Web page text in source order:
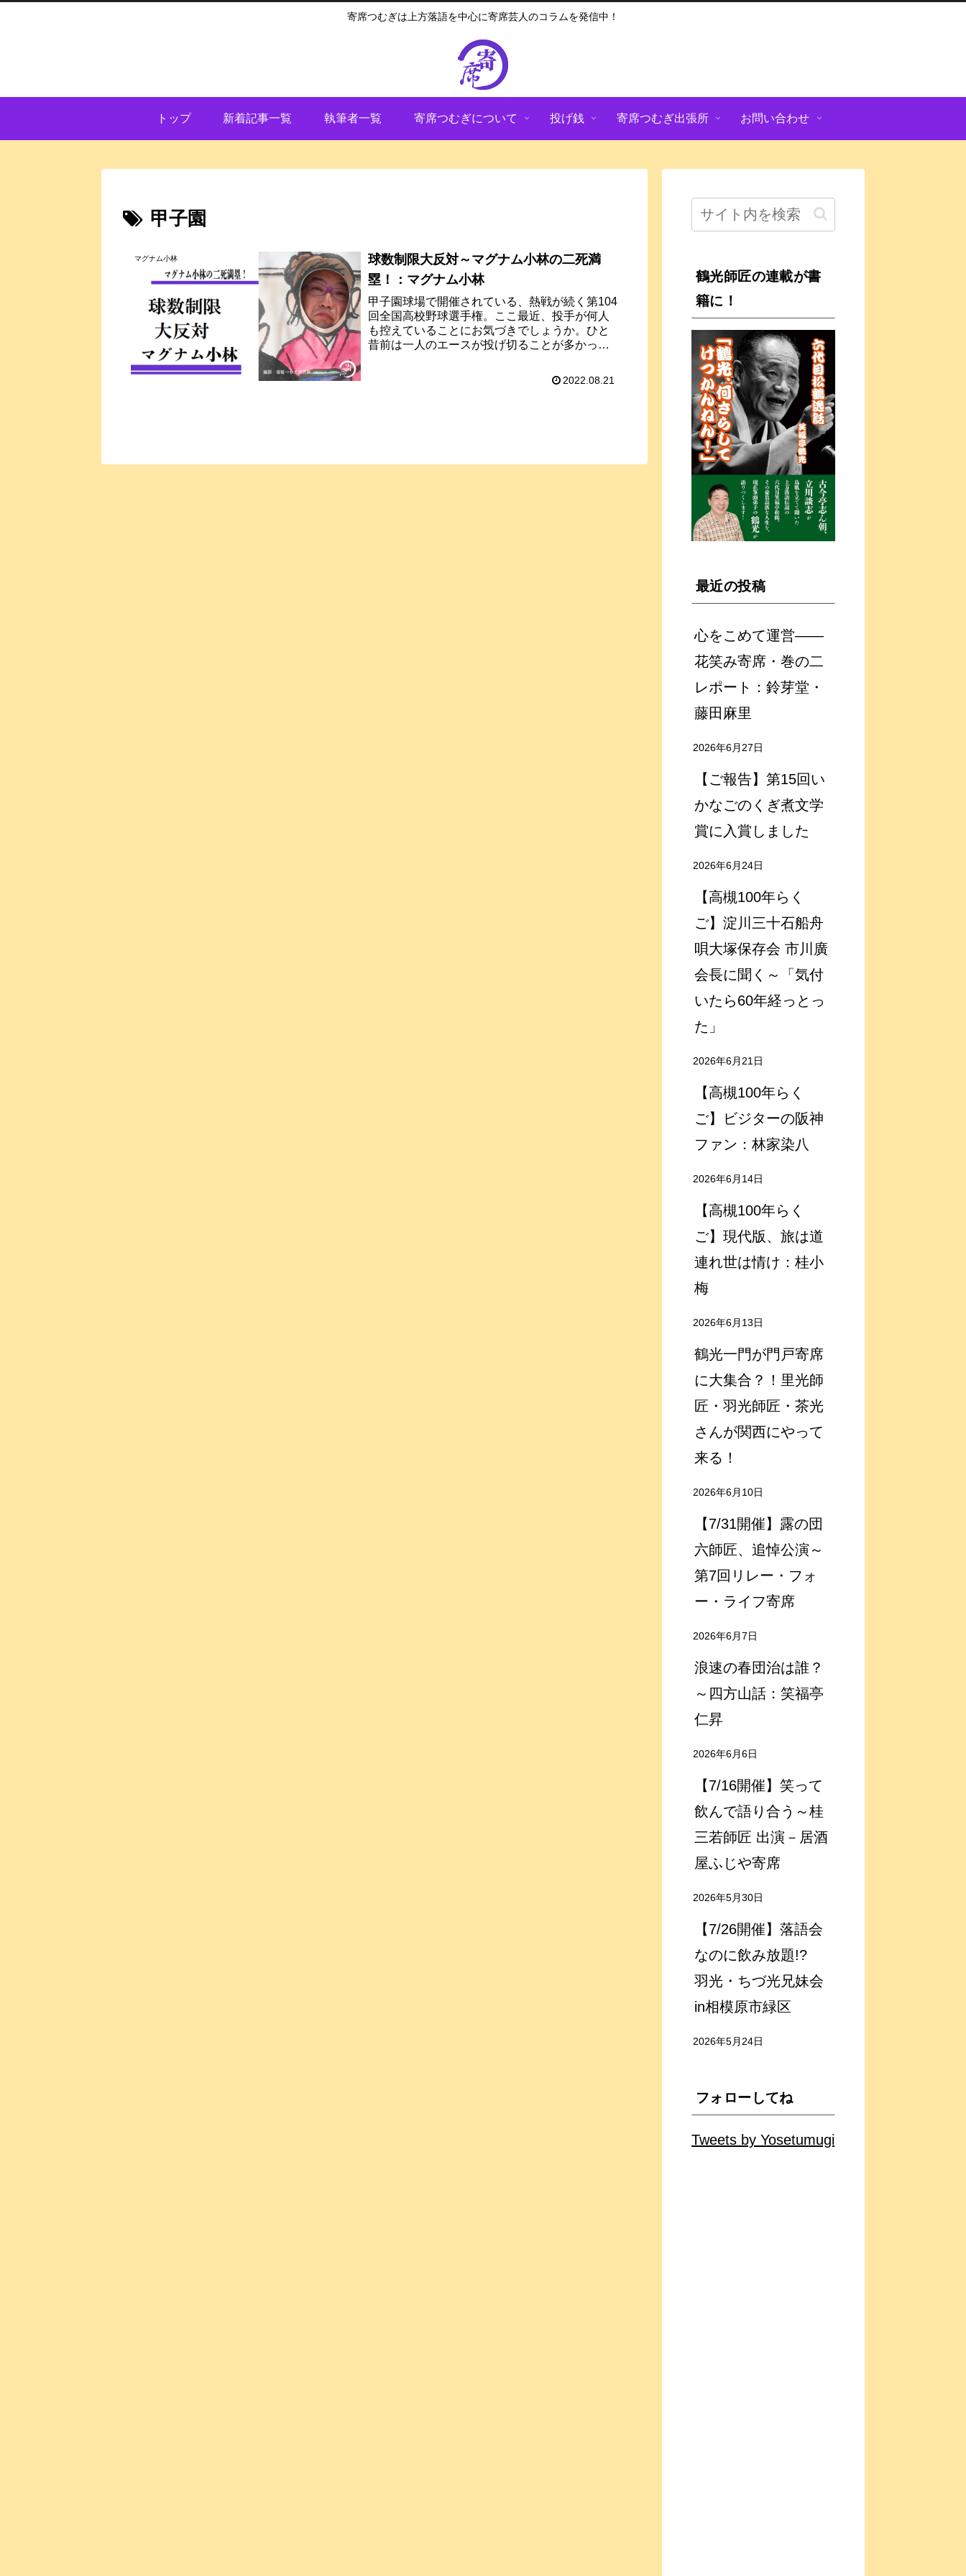
寄席つむぎは上方落語を中心に寄席芸人のコラムを発信中！
トップ 新着記事一覧 執筆者一覧 寄席つむぎについて 投げ銭 寄席つむぎ出張所 お問い合わせ
甲子園
マグナム小林
球数制限大反対～マグナム小林の二死満
塁！：マグナム小林
甲子園球場で開催されている、熱戦が続く第104
回全国高校野球選手権。ここ最近、投手が何人
も控えていることにお気づきでしょうか。ひと
昔前は一人のエースが投げ切ることが多かった
2022.08.21
鶴光師匠の連載が書
籍に！
最近の投稿
心をこめて運営――
花笑み寄席・巻の二
レポート：鈴芽堂・
藤田麻里
2026年6月27日
【ご報告】第15回い
かなごのくぎ煮文学
賞に入賞しました
2026年6月24日
【高槻100年らく
ご】淀川三十石船舟
唄大塚保存会 市川廣
会長に聞く～「気付
いたら60年経っとっ
た」
2026年6月21日
【高槻100年らく
ご】ビジターの阪神
ファン：林家染八
2026年6月14日
【高槻100年らく
ご】現代版、旅は道
連れ世は情け：桂小
梅
2026年6月13日
鶴光一門が門戸寄席
に大集合？！里光師
匠・羽光師匠・茶光
さんが関西にやって
来る！
2026年6月10日
【7/31開催】露の団
六師匠、追悼公演～
第7回リレー・フォ
ー・ライフ寄席
2026年6月7日
浪速の春団治は誰？
～四方山話：笑福亭
仁昇
2026年6月6日
【7/16開催】笑って
飲んで語り合う～桂
三若師匠 出演－居酒
屋ふじや寄席
2026年5月30日
【7/26開催】落語会
なのに飲み放題!?
羽光・ちづ光兄妹会
in相模原市緑区
2026年5月24日
フォローしてね
Tweets by Yosetumugi